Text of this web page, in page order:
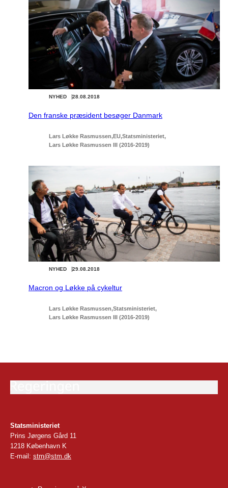
28.08.2018
NYHED
Den franske præsident besøger Danmark
Lars Løkke Rasmussen EU Statsministeriet
Lars Løkke Rasmussen III (2016-2019)
29.08.2018
NYHED
Macron og Løkke på cykeltur
Lars Løkke Rasmussen Statsministeriet
Lars Løkke Rasmussen III (2016-2019)
Statsministeriet
Prins Jørgens Gård 11
1218 København K
E-mail: stm@stm.dk